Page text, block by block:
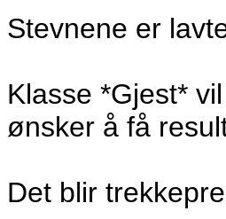
Stevnene er
Klasse *Gjest*
ønsker å få
Det blir